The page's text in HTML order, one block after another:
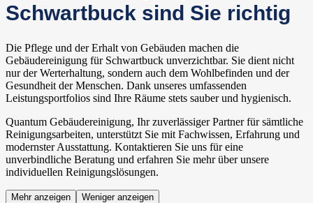
Schwartbuck sind Sie richtig
Die Pflege und der Erhalt von Gebäuden machen die
Gebäudereinigung für Schwartbuck unverzichtbar. Sie dient nicht
nur der Werterhaltung, sondern auch dem Wohlbefinden und der
Gesundheit der Menschen. Dank unseres umfassenden
Leistungsportfolios sind Ihre Räume stets sauber und hygienisch.
Quantum Gebäudereinigung, Ihr zuverlässiger Partner für sämtliche
Reinigungsarbeiten, unterstützt Sie mit Fachwissen, Erfahrung und
modernster Ausstattung. Kontaktieren Sie uns für eine
unverbindliche Beratung und erfahren Sie mehr über unsere
individuellen Reinigungslösungen.
Mehr anzeigen Weniger anzeigen